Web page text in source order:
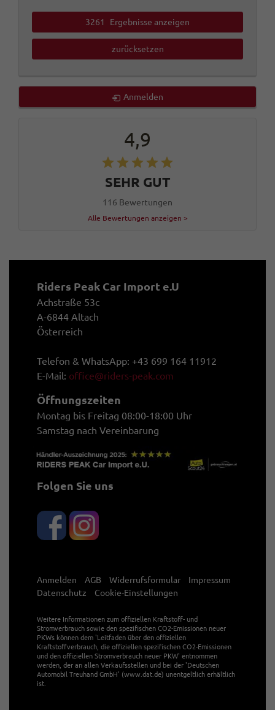
3261 Ergebnisse anzeigen
zurücksetzen
Anmelden
4,9
SEHR GUT
116 Bewertungen
Alle Bewertungen anzeigen >
Riders Peak Car Import e.U
Achstraße 53c
A-6844 Altach
Österreich
Telefon & WhatsApp: +43 699 164 11912
E-Mail: office@riders-peak.com
Öffnungszeiten
Montag bis Freitag 08:00-18:00 Uhr
Samstag nach Vereinbarung
Folgen Sie uns
Anmelden AGB Widerrufsformular
Impressum
Datenschutz
Cookie-Einstellungen
Weitere Informationen zum offiziellen Kraftstoff- und
Stromverbrauch sowie den spezifischen CO2-Emissionen neuer
PKWs können dem 'Leitfaden über den offiziellen
Kraftstoffverbrauch, die offiziellen spezifischen CO2-Emissionen
und den offiziellen Stromverbrauch neuer PKW' entnommen
werden, der an allen Verkaufsstellen und bei der 'Deutschen
Automobil Treuhand GmbH' (www.dat.de) unentgeltlich erhältlich
ist.